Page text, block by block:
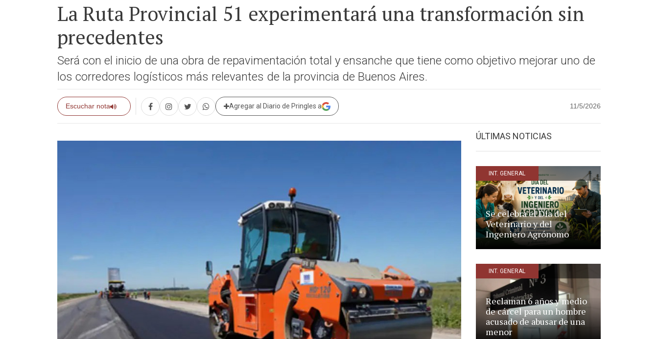
La Ruta Provincial 51 experimentará una transformación sin
precedentes
Será con el inicio de una obra de repavimentación total y ensanche que tiene como objetivo mejorar uno de
los corredores logísticos más relevantes de la provincia de Buenos Aires.
Escuchar nota Agregar al Diario de Pringles a 11/5/2026
ÚLTIMAS NOTICIAS
INT. GENERAL
Se celebra el Día del
Veterinario y del
Ingeniero Agrónomo
INT. GENERAL
Reclaman 6 años y medio
de cárcel para un hombre
acusado de abusar de una
menor